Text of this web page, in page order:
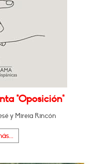
"Oposición"
y Mireia Rincón